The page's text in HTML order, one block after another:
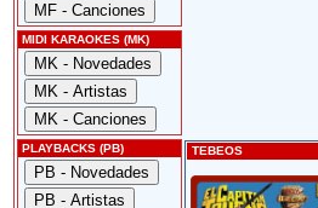
MIDI KARAOKES (MK)
PLAYBACKS (PB) TEBEOS